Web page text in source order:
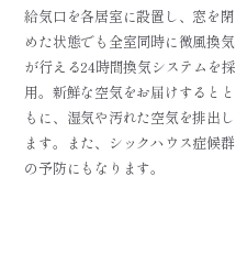
給気口を各居室に設置し、窓を閉
めた状態でも全室同時に微風換気
が行える24時間換気システムを採
用。新鮮な空気をお届けするとと
もに、湿気や汚れた空気を排出し
ます。また、シックハウス症候群
の予防にもなります。